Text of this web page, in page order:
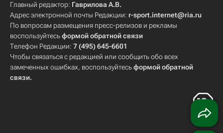
Главный редактор: Гаврилова А.В.
Адрес электронной почты Редакции: r-sport.internet@ria.ru
По вопросам размещения пресс-релизов и рекламы
воспользуйтесьформой обратной связи
Телефон Редакции: 7 (495) 645-6601
Чтобы связаться с редакцией или сообщить обо всех
замеченных ошибках, воспользуйтесьформой обратной
связи.